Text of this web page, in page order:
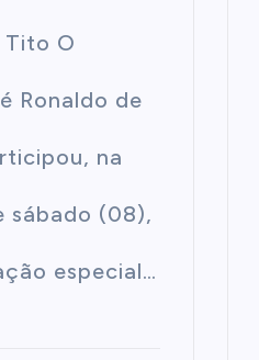
Tito O
Ronaldo de
na
sábado (08),
especial…